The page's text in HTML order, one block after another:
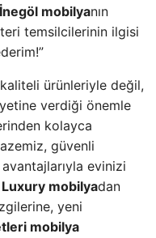
İnegöl mobilyanın
temsilcilerinin ilgisi
ürünleriyle değil,
verdiği önemle
kolayca
güvenli
avantajlarıyla evinizi
Luxury mobilyadan
yeni
mobilya